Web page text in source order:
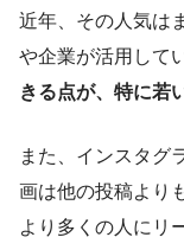
近年、その人気は
や企業が活用して
きる点が、特に若
また、インスタグ
画は他の投稿より
より多くの人にリ